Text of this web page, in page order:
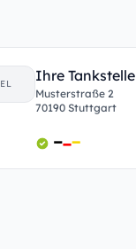
Ihre Tankstelle
Musterstraße 2
70190 Stuttgart